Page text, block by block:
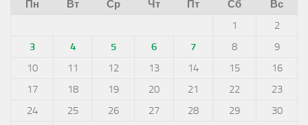
Пн
Вт Ср Чт Пт Сб
Вс
1
2
3
4 5 6 7 8
9
10
11 12 13 14 15
16
17
18 19 20 21 22
23
24
25 26 27 28 29
30